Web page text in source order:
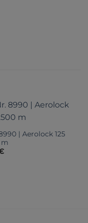
| Aerolock 125
m